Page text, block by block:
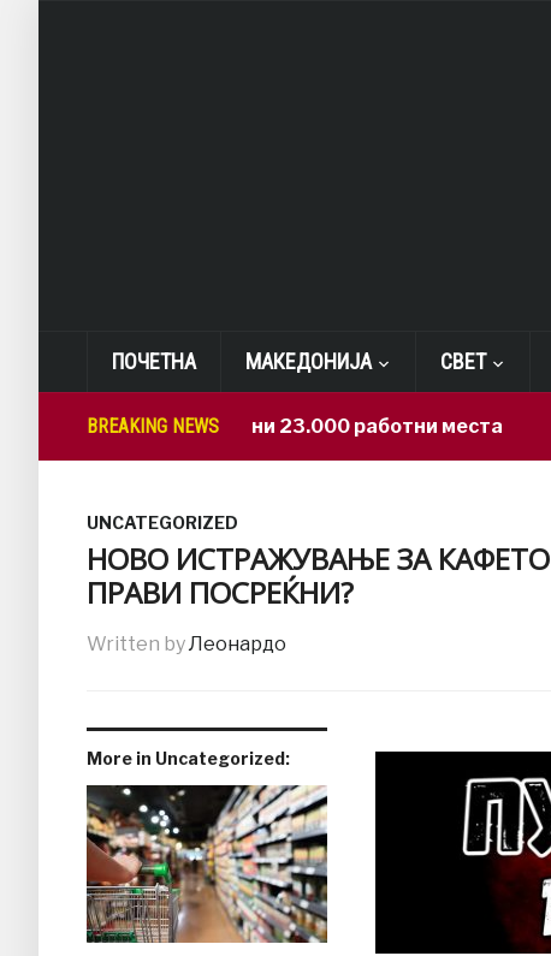
ПОЧЕТНА МАКЕДОНИЈА СВЕТ
BREAKING NEWS
САД: Изгубени 23.000 работни места 2 hours
UNCATEGORIZED
НОВО ИСТРАЖУВАЊЕ ЗА
ПРАВИ ПОСРЕЌНИ?
Written byЛеонардо
More in Uncategorized: